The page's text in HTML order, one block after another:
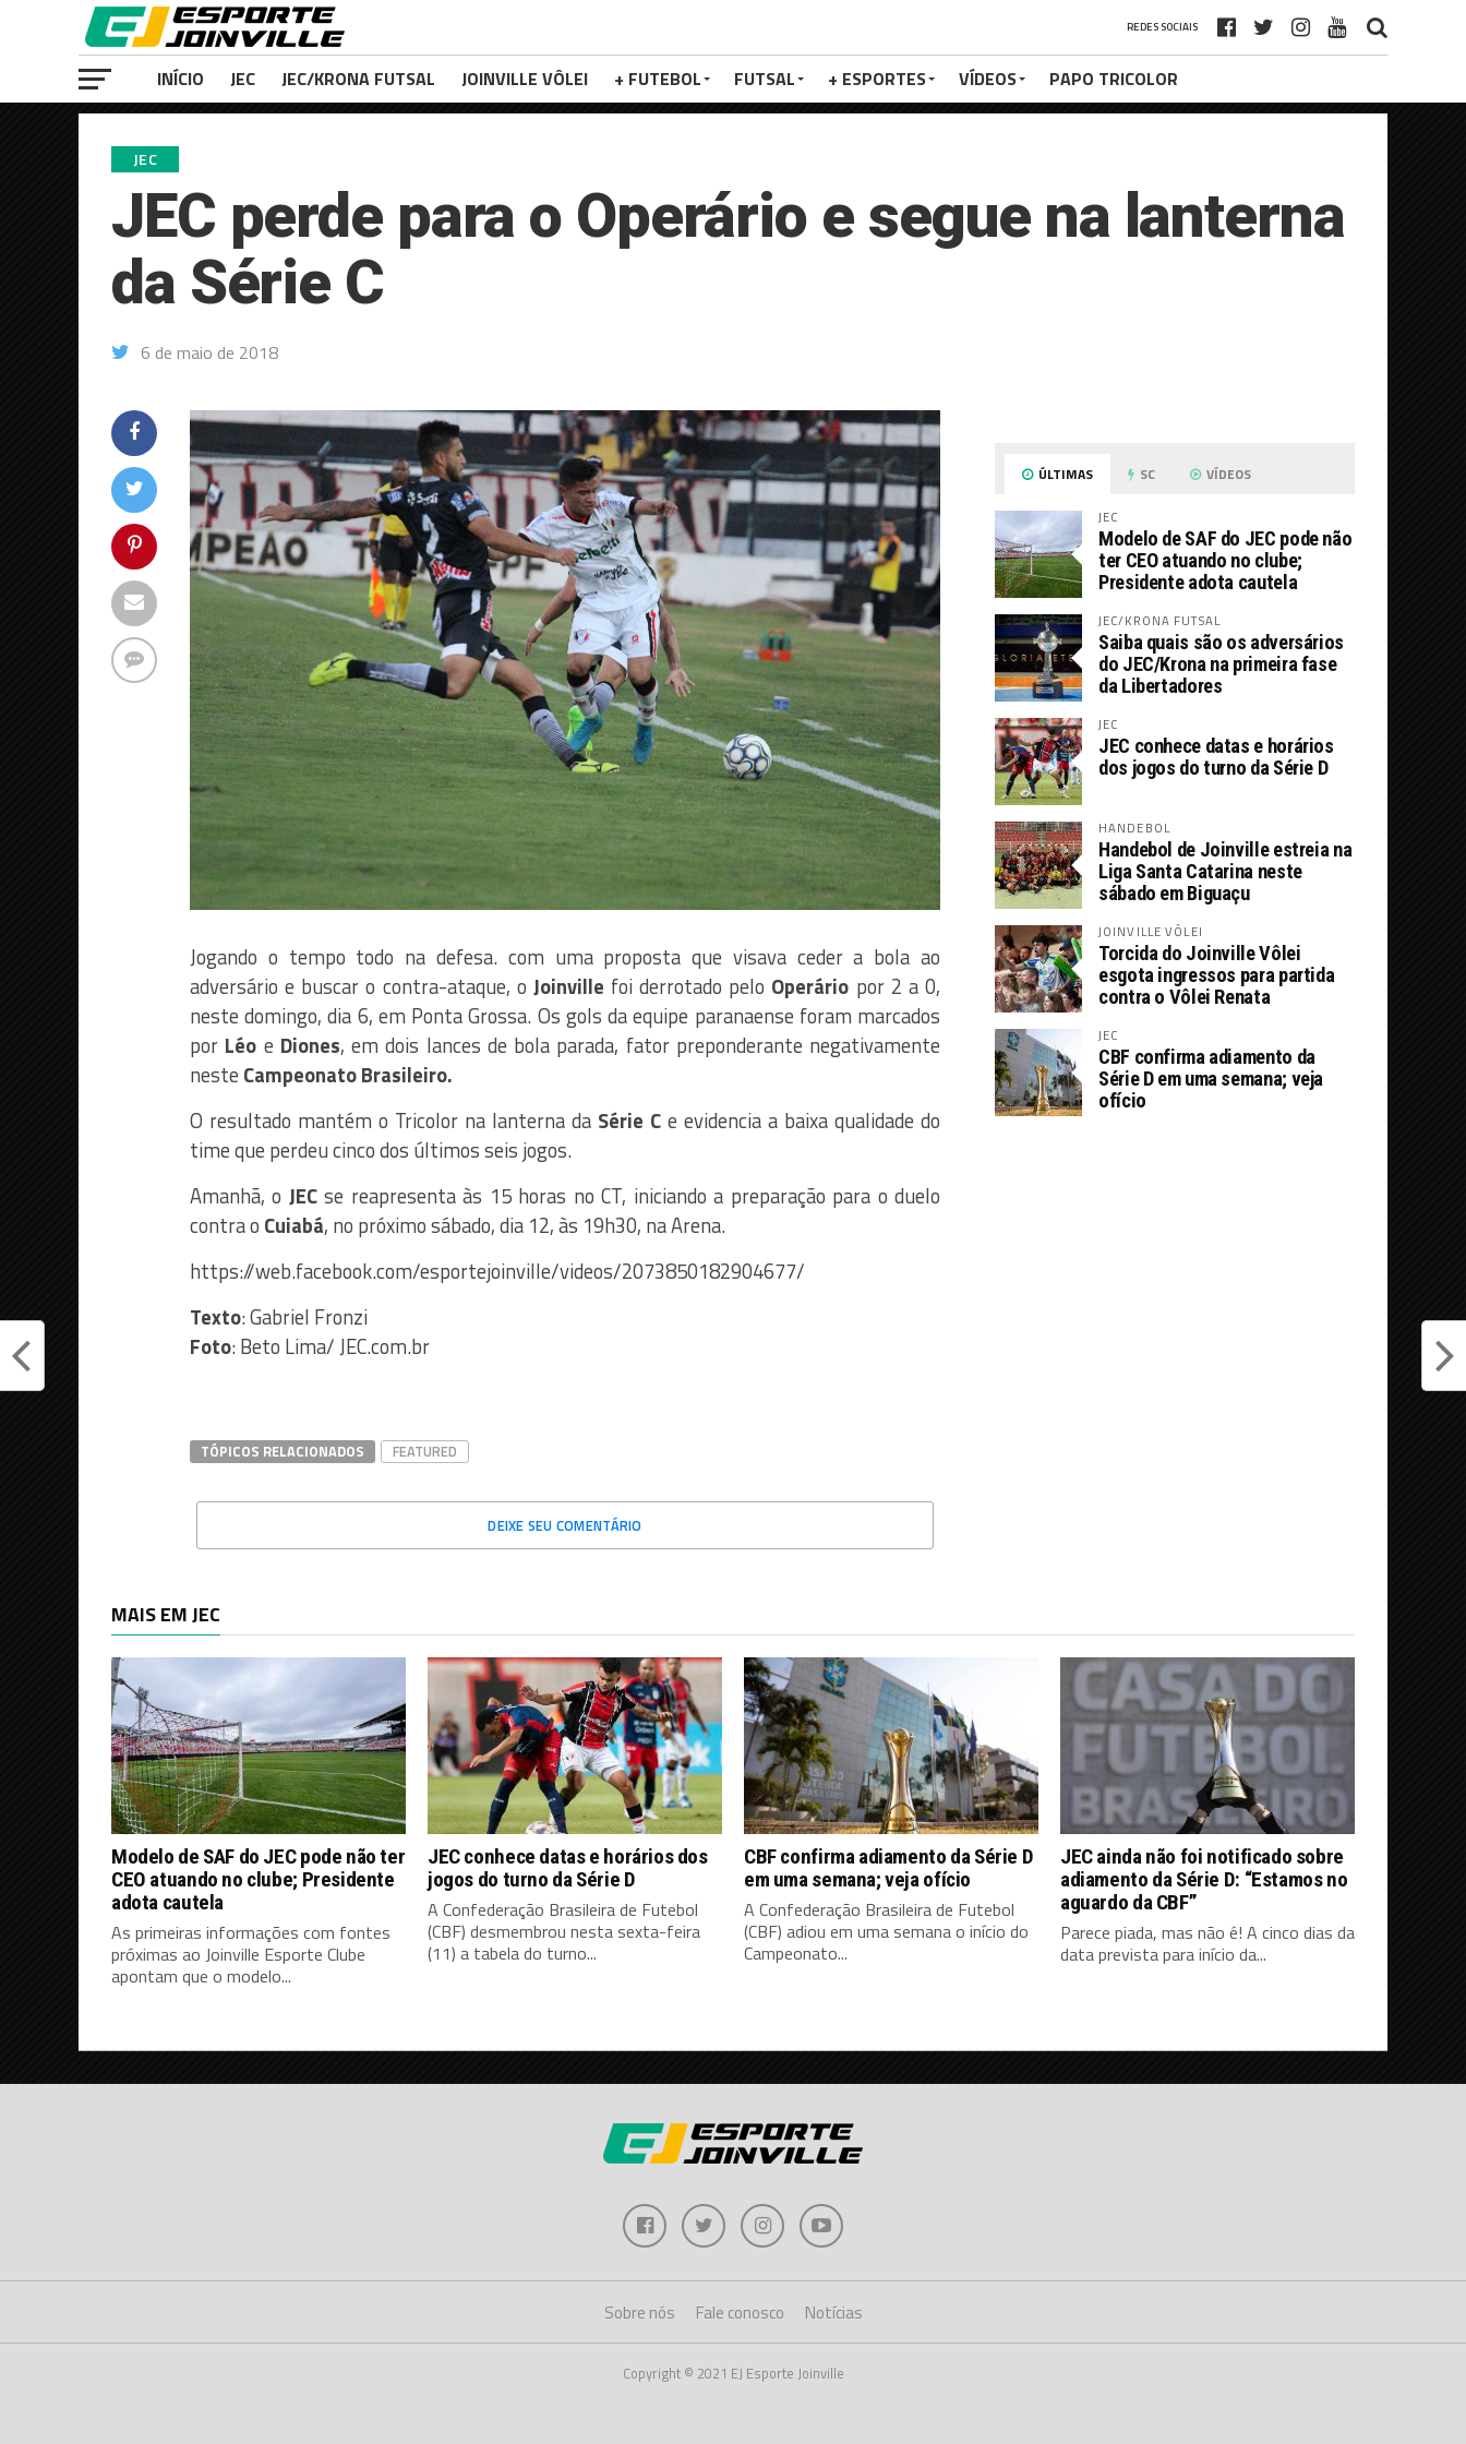
REDES SOCIAIS
INÍCIO JEC JEC/KRONA FUTSAL JOINVILLE VÔLEI + FUTEBOL FUTSAL + ESPORTES VÍDEOS PAPO TRICOLOR
JEC
JEC perde para o Operário e segue na lanterna
da Série C
6 de maio de 2018
Jogando o tempo todo na defesa. com uma proposta que visava ceder a bola ao
adversário e buscar o contra-ataque, o Joinville foi derrotado pelo Operário por 2 a 0,
neste domingo, dia 6, em Ponta Grossa. Os gols da equipe paranaense foram marcados
por Léo e Diones, em dois lances de bola parada, fator preponderante negativamente
neste Campeonato Brasileiro.
O resultado mantém o Tricolor na lanterna da Série C e evidencia a baixa qualidade do
time que perdeu cinco dos últimos seis jogos.
Amanhã, o JECse reapresenta às 15 horas no CT, iniciando a preparação para o duelo
contra o Cuiabá, no próximo sábado, dia 12, às 19h30, na Arena.
https://web.facebook.com/esportejoinville/videos/2073850182904677/
Texto: Gabriel Fronzi
Foto: Beto Lima/ JEC.com.br
TÓPICOS RELACIONADOS FEATURED
DEIXE SEU COMENTÁRIO
ÚLTIMAS SC VÍDEOS
JEC
Modelo de SAF do JEC pode não
ter CEO atuando no clube;
Presidente adota cautela
JEC/KRONA FUTSAL
Saiba quais são os adversários
do JEC/Krona na primeira fase
da Libertadores
JEC
JEC conhece datas e horários
dos jogos do turno da Série D
HANDEBOL
Handebol de Joinville estreia na
Liga Santa Catarina neste
sábado em Biguaçu
JOINVILLE VÔLEI
Torcida do Joinville Vôlei
esgota ingressos para partida
contra o Vôlei Renata
JEC
CBF confirma adiamento da
Série D em uma semana; veja
ofício
MAIS EM JEC
Modelo de SAF do JEC pode não ter
CEO atuando no clube; Presidente
adota cautela
As primeiras informações com fontes
próximas ao Joinville Esporte Clube
apontam que o modelo...
JEC conhece datas e horários dos
jogos do turno da Série D
A Confederação Brasileira de Futebol
(CBF) desmembrou nesta sexta-feira
(11) a tabela do turno...
CBF confirma adiamento da Série D
em uma semana; veja ofício
A Confederação Brasileira de Futebol
(CBF) adiou em uma semana o início do
Campeonato...
JEC ainda não foi notificado sobre
adiamento da Série D: “Estamos no
aguardo da CBF”
Parece piada, mas não é! A cinco dias da
data prevista para início da...
Sobre nós Fale conosco Notícias
Copyright © 2021 EJ Esporte Joinville